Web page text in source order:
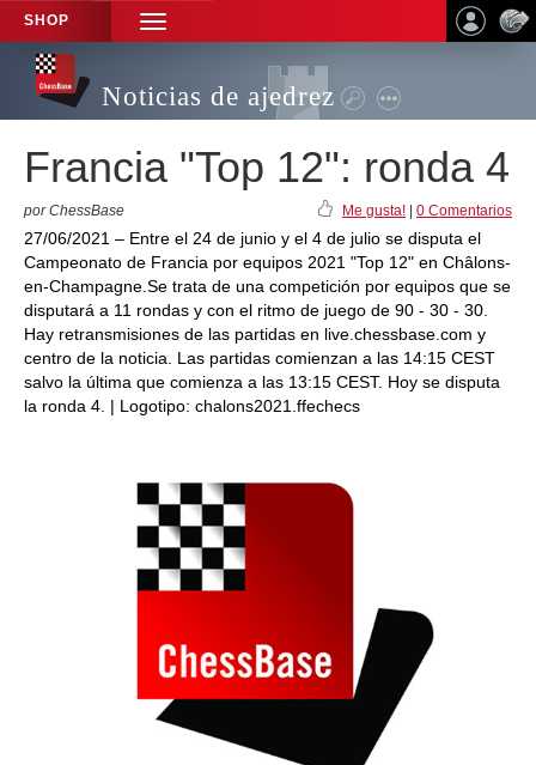
SHOP
TOGGLE
NAVIGATION
Noticias de ajedrez
Francia "Top 12": ronda 4
por ChessBase Me gusta! 0 Comentarios
27/06/2021 – Entre el 24 de junio y el 4 de julio se disputa el
Campeonato de Francia por equipos 2021 "Top 12" en Châlons-
en-Champagne.Se trata de una competición por equipos que se
disputará a 11 rondas y con el ritmo de juego de 90 - 30 - 30.
Hay retransmisiones de las partidas en live.chessbase.com y
centro de la noticia. Las partidas comienzan a las 14:15 CEST
salvo la última que comienza a las 13:15 CEST. Hoy se disputa
la ronda 4. | Logotipo: chalons2021.ffechecs